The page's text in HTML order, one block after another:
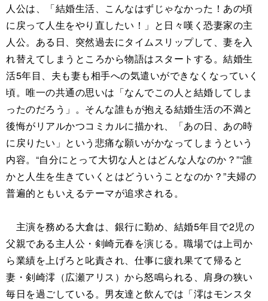
人公は、「結婚生活、こんなはずじゃなかった！あの頃
に戻って人生をやり直したい！」と日々嘆く恐妻家の主
人公。ある日、突然過去にタイムスリップして、妻を入
れ替えてしまうところから物語はスタートする。結婚生
活5年目、夫も妻も相手への気遣いができなくなっていく
頃。唯一の共通の思いは「なんでこの人と結婚してしま
ったのだろう」。そんな誰もが抱える結婚生活の不満と
後悔がリアルかつコミカルに描かれ、「あの日、あの時
に戻りたい」という悲痛な願いがかなってしまうという
内容。“自分にとって大切な人とはどんな人なのか？”“誰
かと人生を生きていくとはどういうことなのか？”夫婦の
普遍的ともいえるテーマが追求される。
主演を務める大倉は、銀行に勤め、結婚5年目で2児の
父親である主人公・剣崎元春を演じる。職場では上司か
ら業績を上げろと叱責され、仕事に疲れ果てて帰ると
妻・剣崎澪（広瀬アリス）から怒鳴られる、肩身の狭い
毎日を過ごしている。男友達と飲んでは「澪はモンスタ